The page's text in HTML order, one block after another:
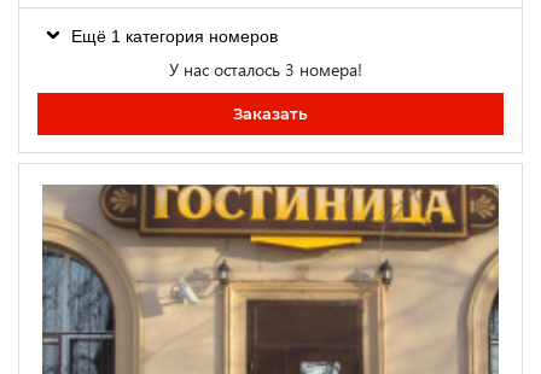
Ещё 1 категория номеров
У нас осталось 3 номера!
Заказать